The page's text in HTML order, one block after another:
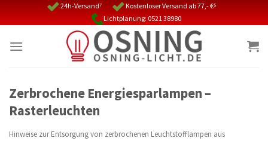
24h-Versand⁷
Kostenloser Versand ab 77,- €⁵
Lichtplanung: 0521 38980
Zerbrochene Energiesparlampen –
Rasterleuchten
Hinweise zur Entsorgung von zerbrochenen Leuchtstofflampen aus